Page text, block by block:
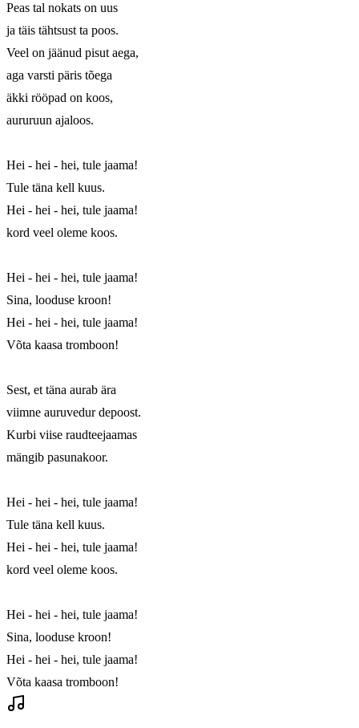
Peas tal nokats on uus
ja täis tähtsust ta poos.
Veel on jäänud pisut aega,
aga varsti päris tõega
äkki rööpad on koos,
aururuun ajaloos.
Hei - hei - hei, tule jaama!
Tule täna kell kuus.
Hei - hei - hei, tule jaama!
kord veel oleme koos.
Hei - hei - hei, tule jaama!
Sina, looduse kroon!
Hei - hei - hei, tule jaama!
Võta kaasa tromboon!
Sest, et täna aurab ära
viimne auruvedur depoost.
Kurbi viise raudteejaamas
mängib pasunakoor.
Hei - hei - hei, tule jaama!
Tule täna kell kuus.
Hei - hei - hei, tule jaama!
kord veel oleme koos.
Hei - hei - hei, tule jaama!
Sina, looduse kroon!
Hei - hei - hei, tule jaama!
Võta kaasa tromboon!